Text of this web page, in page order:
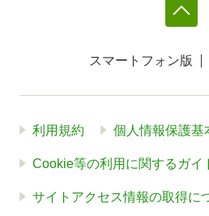
スマートフォン版
利用規約 個人情報保護基
Cookie等の利用に関するガイ
サイトアクセス情報の取得に